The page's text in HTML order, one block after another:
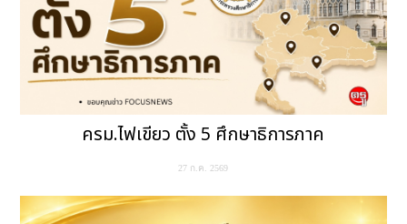
ครม.ไฟเขียว ตั้ง 5 ศึกษาธิการภาค
27 ก.ค. 2569